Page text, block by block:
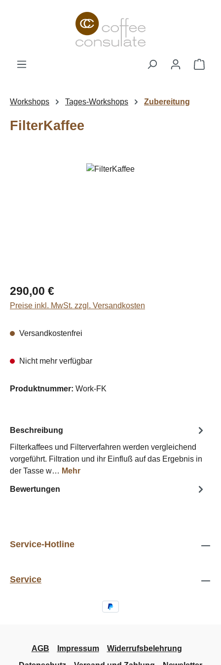
Zum Hauptinhalt springen
Workshops Tages-Workshops Zubereitung
FilterKaffee
Bildergalerie überspringen
Regulärer Preis:
290,00 €
Preise inkl. MwSt. zzgl. Versandkosten
Versandkostenfrei
Nicht mehr verfügbar
Produktnummer: Work-FK
Beschreibung
Filterkaffees und Filterverfahren werden vergleichend
vorgeführt. Filtration und ihr Einfluß auf das Ergebnis in
der Tasse w… Mehr
Bewertungen
Service-Hotline
Service
AGB Impressum
Widerrufsbelehrung